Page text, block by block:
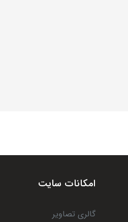
امکانات سایت
گالری تصاویر